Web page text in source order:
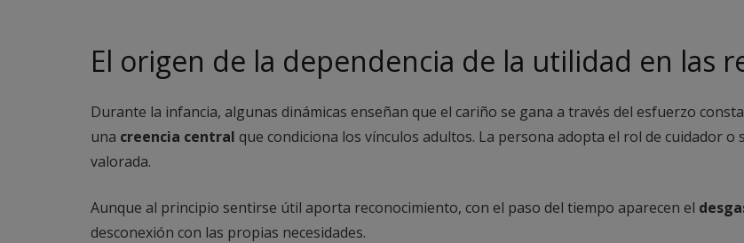
El origen de la dependencia de la utilidad en las
Durante la infancia, algunas dinámicas enseñan que el cariño se gana a través del esfuerzo
una creencia central que condiciona los vínculos adultos. La persona adopta el rol de cuidador o
valorada.
Aunque al principio sentirse útil aporta reconocimiento, con el paso del tiempo aparecen el
desconexión con las propias necesidades.